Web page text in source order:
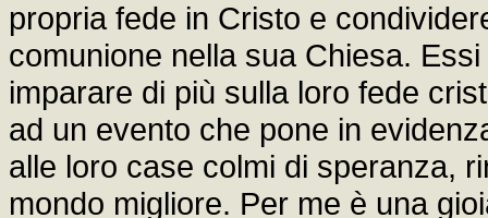
propria fede in Cristo e
comunione nella sua Chiesa.
imparare di più sulla loro fede
ad un evento che pone in
alle loro case colmi di speranza,
mondo migliore. Per me è una